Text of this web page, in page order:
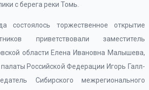
с берега реки Томь.
состоялось торжественное открытие
приветствовали заместитель
области Елена Ивановна Малышева,
Российской Федерации Игорь Галл-
Сибирского межрегионального